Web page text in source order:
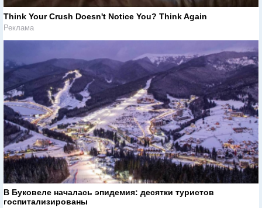
Think Your Crush Doesn't Notice You? Think Again
Реклама
В Буковеле началась эпидемия: десятки туристов
госпитализированы